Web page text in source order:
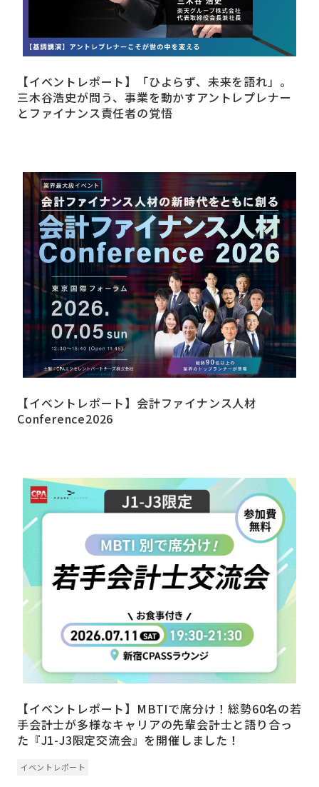
【イベントレポート】「ひよらず、未来を語れ」。
三木谷浩史が問う、事業を動かすアントレプレナー
とファイナンス責任者の覚悟
【イベントレポート】会計ファイナンス人材
Conference2026
【イベントレポート】MBTIで席分け！総勢60名の若
手会計士が多様なキャリアの先輩会計士と語り合っ
た『J1-J3限定交流会』を開催しました！
イベントレポート